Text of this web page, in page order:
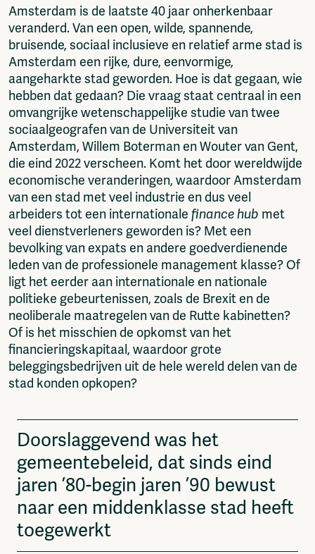
Vrije Ruimte festival
AADE
AA Talks
Ringfeest
AA Academy
Members
Log in to portal
CMS for venues
Amsterdam is de laatste 40 jaar onherkenbaar
veranderd. Van een open, wilde, spannende,
bruisende, sociaal inclusieve en relatief arme stad is
Amsterdam een rijke, dure, eenvormige,
aangeharkte stad geworden. Hoe is dat gegaan, wie
hebben dat gedaan? Die vraag staat centraal in een
omvangrijke wetenschappelijke studie van twee
sociaalgeografen van de Universiteit van
Amsterdam, Willem Boterman en Wouter van Gent,
die eind 2022 verscheen. Komt het door wereldwijde
economische veranderingen, waardoor Amsterdam
van een stad met veel industrie en dus veel
arbeiders tot een internationale finance hub met
veel dienstverleners geworden is? Met een
bevolking van expats en andere goedverdienende
leden van de professionele management klasse? Of
ligt het eerder aan internationale en nationale
politieke gebeurtenissen, zoals de Brexit en de
neoliberale maatregelen van de Rutte kabinetten?
Of is het misschien de opkomst van het
financieringskapitaal, waardoor grote
beleggingsbedrijven uit de hele wereld delen van de
stad konden opkopen?
Doorslaggevend was het
gemeentebeleid, dat sinds eind
jaren ’80-begin jaren ’90 bewust
naar een middenklasse stad heeft
toegewerkt